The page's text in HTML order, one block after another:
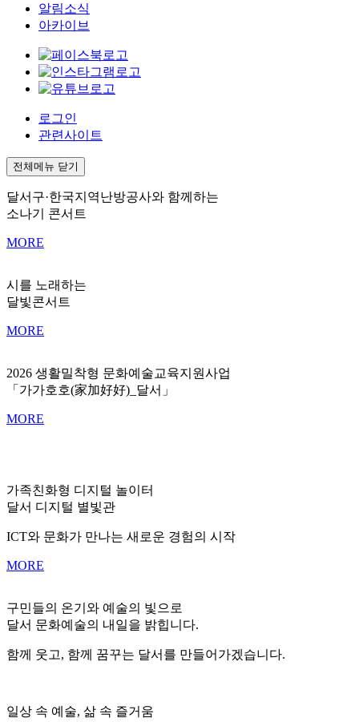
알림소식
아카이브
로그인
관련사이트
전체메뉴 닫기
달서구·한국지역난방공사와 함께하는
소나기 콘서트
MORE
시를 노래하는
달빛콘서트
MORE
2026 생활밀착형 문화예술교육지원사업
「가가호호(家加好好)_달서」
MORE
가족친화형 디지털 놀이터
달서 디지털 별빛관
ICT와 문화가 만나는 새로운 경험의 시작
MORE
구민들의 온기와 예술의 빛으로
달서 문화예술의 내일을 밝힙니다.
함께 웃고, 함께 꿈꾸는 달서를 만들어가겠습니다.
일상 속 예술, 삶 속 즐거움